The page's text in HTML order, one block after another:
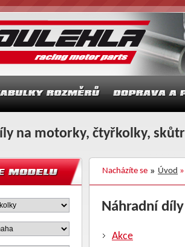
na motorky, čtyřkolky,
Nacházíte se Úvod
Náhradní
Akce